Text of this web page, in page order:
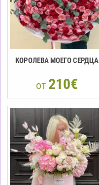
КОРОЛЕВА МОЕГО СЕРДЦА
от 210€